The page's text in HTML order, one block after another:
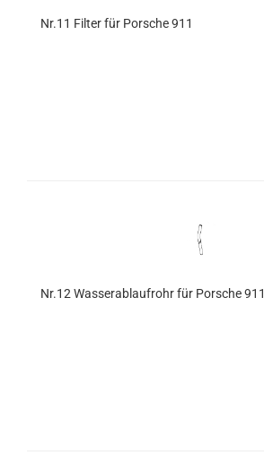
Nr.11 Filter für Porsche 911
Nr.12 Wasserablaufrohr für Porsche 911